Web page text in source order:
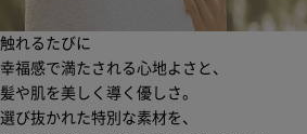
触れるたびに
幸福感で満たされる心地よさと、
髪や肌を美しく導く優しさ。
選び抜かれた特別な素材を、